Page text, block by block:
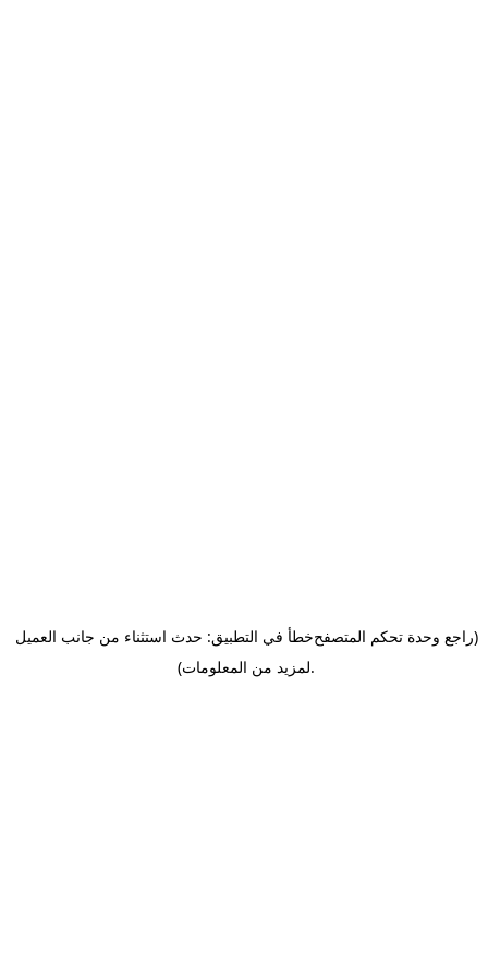
خطأ في التطبيق: حدث استثناء من جانب العميل(راجع وحدة تحكم المتصفح
لمزيد من المعلومات).